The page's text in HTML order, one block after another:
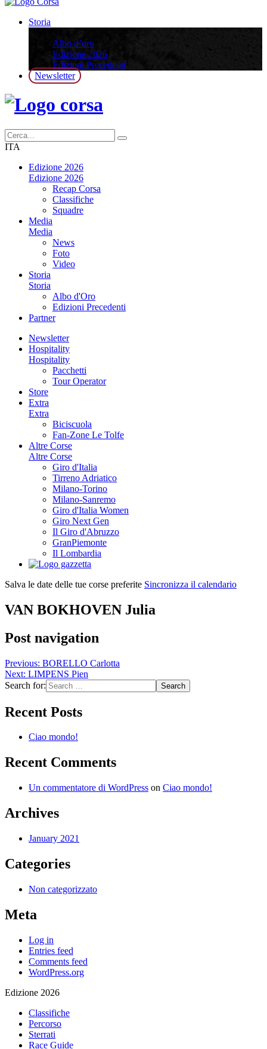
Storia
Albo d’oro
Edizione 2026
Edizioni Precedenti
Newsletter
ITA
Edizione 2026
Edizione 2026
Recap Corsa
Classifiche
Squadre
Media
Media
News
Foto
Video
Storia
Storia
Albo d'Oro
Edizioni Precedenti
Partner
Newsletter
Hospitality
Hospitality
Pacchetti
Tour Operator
Store
Extra
Extra
Biciscuola
Fan-Zone Le Tolfe
Altre Corse
Altre Corse
Giro d'Italia
Tirreno Adriatico
Milano-Torino
Milano-Sanremo
Giro d'Italia Women
Giro Next Gen
Il Giro d'Abruzzo
GranPiemonte
Il Lombardia
Salva le date delle tue corse preferite Sincronizza il calendario
VAN BOKHOVEN Julia
Post navigation
Previous: BORELLO Carlotta
Next: LIMPENS Pien
Search for:
Recent Posts
Ciao mondo!
Recent Comments
Un commentatore di WordPress on Ciao mondo!
Archives
January 2021
Categories
Non categorizzato
Meta
Log in
Entries feed
Comments feed
WordPress.org
Edizione 2026
Classifiche
Percorso
Sterrati
Race Guide